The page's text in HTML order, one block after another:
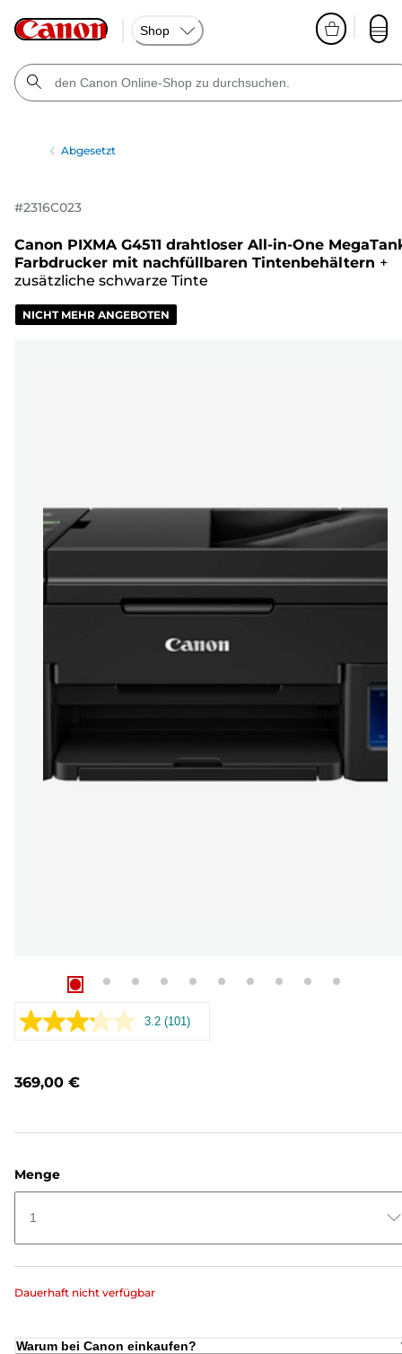
Shop
Abgesetzt
#2316C023
Canon PIXMA G4511 drahtloser All-in-One
Farbdrucker mit nachfüllbaren Tintenbehältern +
zusätzliche schwarze Tinte
NICHT MEHR ANGEBOTEN
3.2 101
(101)
369,00 €
Menge
1
Dauerhaft nicht verfügbar
Warum bei Canon einkaufen?